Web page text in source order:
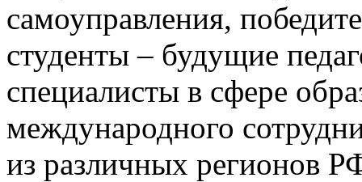
самоуправления,
студенты – будущие
специалисты в сфере
международного
из различных регионов